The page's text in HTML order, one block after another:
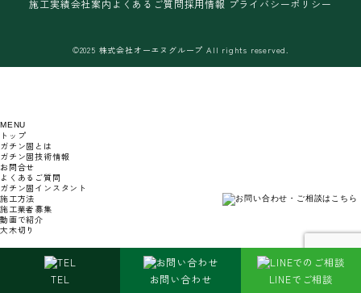
施工実績会社案内 よくあるご質問採用情報 プライバシーポリシー
©2025 株式会社オーエヌグループ All rights reserved.
TEL お問い合わせ LINEでご相談
MENU
トップ
ガチン固とは
ガチン固技術情報
お問合せ
よくあるご質問
ガチン固インスタント
施工方法
施工業者募集
動画で紹介
大木切り